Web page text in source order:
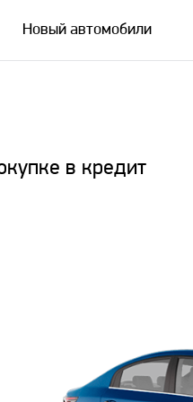
Новый автомобили
в кредит